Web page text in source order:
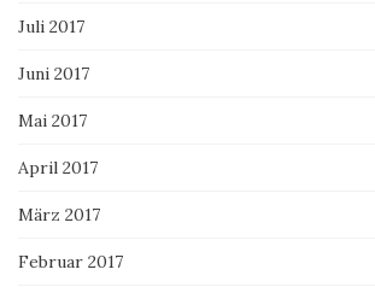
Juli 2017
Juni 2017
Mai 2017
April 2017
März 2017
Februar 2017